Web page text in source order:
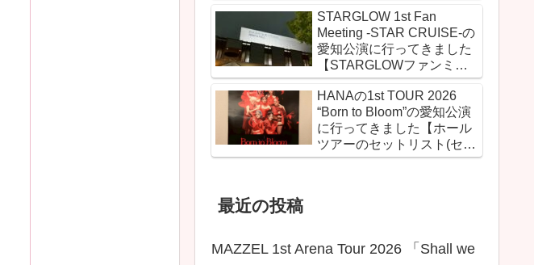
STARGLOW 1st Fan
Meeting -STAR CRUISE-の
愛知公演に行ってきました
【STARGLOWファンミの
セットリスト(セトリ)とレ
ポ＆感想】
HANAの1st TOUR 2026
“Born to Bloom”の愛知公演
に行ってきました【ホール
ツアーのセットリスト(セト
リ)とレポ＆感想】
最近の投稿
MAZZEL 1st Arena Tour 2026 「Shall we